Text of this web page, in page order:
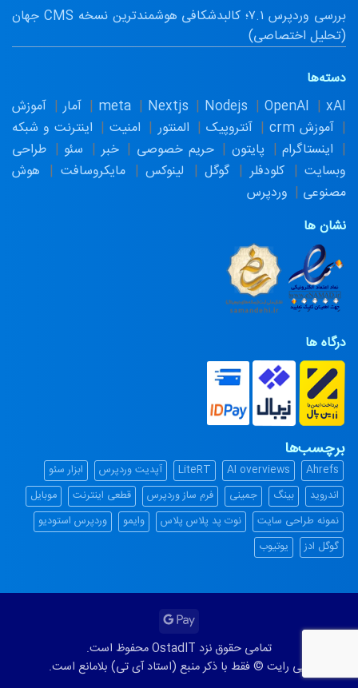
بررسی وردپرس ۷.۱؛ کالبدشکافی هوشمندترین نسخه CMS جهان
(تحلیل اختصاصی)
دسته‌ها
meta
Nextjs Nodejs OpenAI xAI آمار
آموزش
آموزش crm
آنتروپیک المنتور امنیت
اینترنت و شبکه
اینستاگرام
پایتون حریم خصوصی خبر سئو
طراحی
وبسایت
کلودفلر گوگل لینوکس مایکروسافت
هوش
مصنوعی
وردپرس
نشان ها
درگاه ها
برچسب‌ها
Ahrefs
AI overviews
LiteRT آپدیت وردپرس
ابزار سئو
اندروید
بینگ جمینی فرم ساز وردپرس قطعی اینترنت
موبایل
نمونه طراحی سایت
نوت پد پلاس پلاس وایمو
وردپرس استودیو
گوگل ادز
یوتیوب
Google
Pay
تمامی حقوق نزد OstadIT محفوظ است.
کپی رایت © فقط با ذکر منبع (استاد آی تی) بلامانع است.